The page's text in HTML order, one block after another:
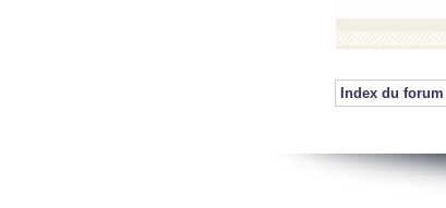
Index du forum